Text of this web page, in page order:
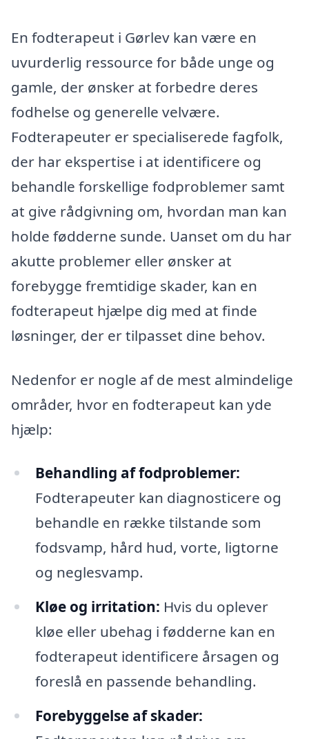
En fodterapeut i Gørlev kan være en
uvurderlig ressource for både unge og
gamle, der ønsker at forbedre deres
fodhelse og generelle velvære.
Fodterapeuter er specialiserede fagfolk,
der har ekspertise i at identificere og
behandle forskellige fodproblemer samt
at give rådgivning om, hvordan man kan
holde fødderne sunde. Uanset om du har
akutte problemer eller ønsker at
forebygge fremtidige skader, kan en
fodterapeut hjælpe dig med at finde
løsninger, der er tilpasset dine behov.
Nedenfor er nogle af de mest almindelige
områder, hvor en fodterapeut kan yde
hjælp:
Behandling af fodproblemer:
Fodterapeuter kan diagnosticere og
behandle en række tilstande som
fodsvamp, hård hud, vorte, ligtorne
og neglesvamp.
Kløe og irritation: Hvis du oplever
kløe eller ubehag i fødderne kan en
fodterapeut identificere årsagen og
foreslå en passende behandling.
Forebyggelse af skader: